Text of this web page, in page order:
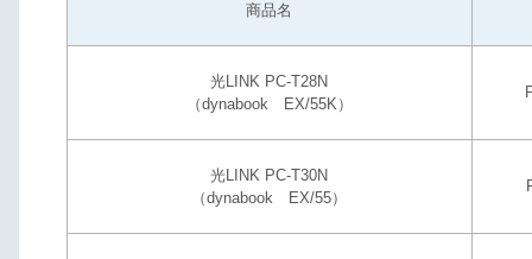
商品名
光LINK PC-T28N
（dynabook EX/55K）
光LINK PC-T30N
（dynabook EX/55）